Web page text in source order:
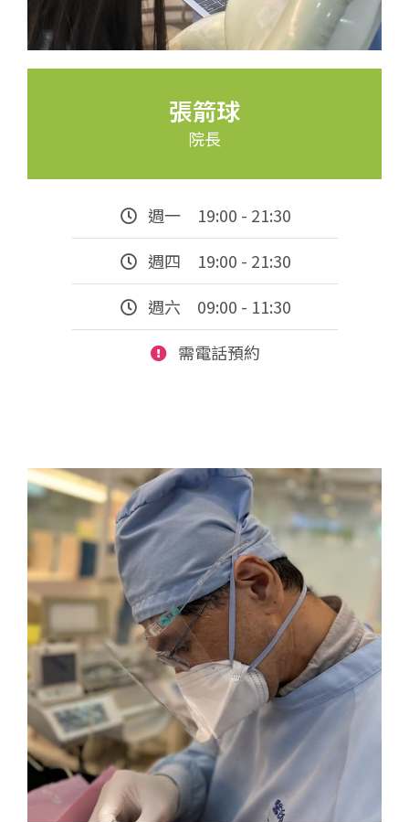
張箭球
院長
週一 19:00 - 21:30
週四 19:00 - 21:30
週六 09:00 - 11:30
需電話預約